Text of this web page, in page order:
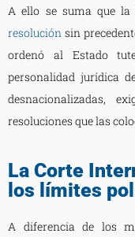
A ello se suma que la
resolución sin
ordenó al Estado
personalidad jurídica
desnacionalizadas,
resoluciones que las
La Corte
los límites
A diferencia de los